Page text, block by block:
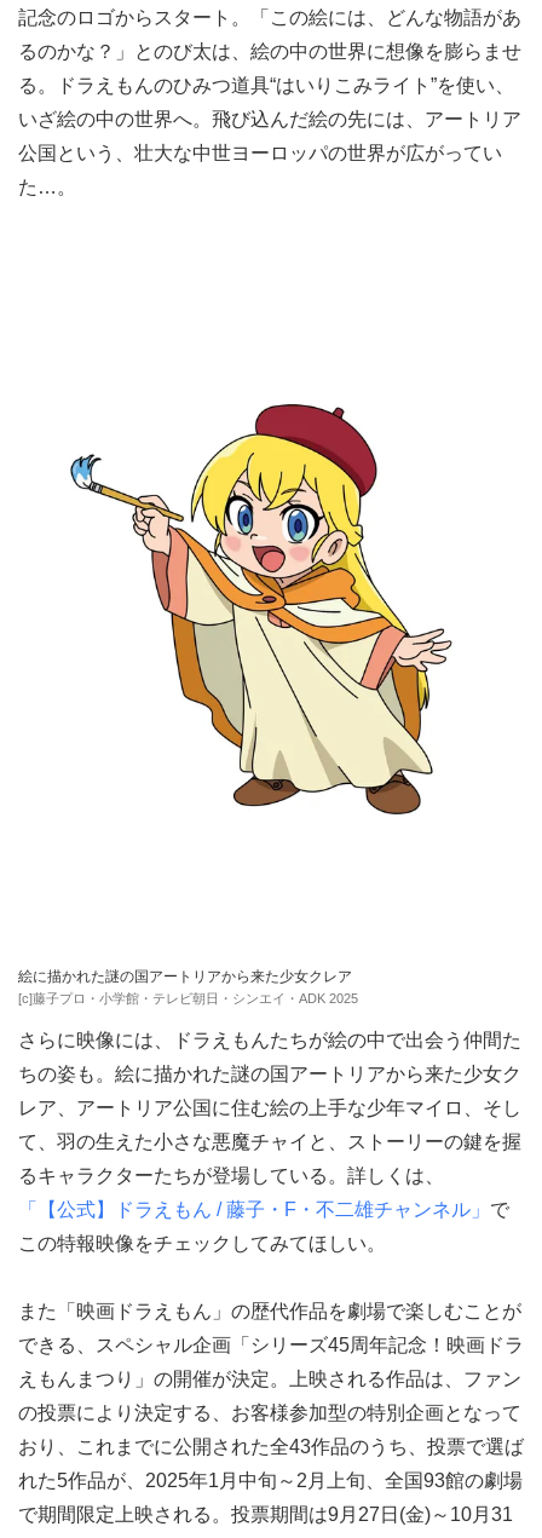
記念のロゴからスタート。「この絵には、どんな物語があ
るのかな？」とのび太は、絵の中の世界に想像を膨らませ
る。ドラえもんのひみつ道具“はいりこみライト”を使い、
いざ絵の中の世界へ。飛び込んだ絵の先には、アートリア
公国という、壮大な中世ヨーロッパの世界が広がってい
た…。
絵に描かれた謎の国アートリアから来た少女クレア
[c]藤子プロ・小学館・テレビ朝日・シンエイ・ADK 2025
さらに映像には、ドラえもんたちが絵の中で出会う仲間た
ちの姿も。絵に描かれた謎の国アートリアから来た少女ク
レア、アートリア公国に住む絵の上手な少年マイロ、そし
て、羽の生えた小さな悪魔チャイと、ストーリーの鍵を握
るキャラクターたちが登場している。詳しくは、
「【公式】ドラえもん / 藤子・F・不二雄チャンネル」 で
この特報映像をチェックしてみてほしい。
また「映画ドラえもん」の歴代作品を劇場で楽しむことが
できる、スペシャル企画「シリーズ45周年記念！映画ドラ
えもんまつり」の開催が決定。上映される作品は、ファン
の投票により決定する、お客様参加型の特別企画となって
おり、これまでに公開された全43作品のうち、投票で選ば
れた5作品が、2025年1月中旬～2月上旬、全国93館の劇場
で期間限定上映される。投票期間は9月27日(金)～10月31